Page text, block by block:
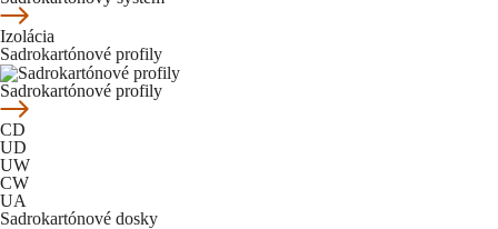
Izolácia
Sadrokartónové profily
Sadrokartónové profily
CD
UD
UW
CW
UA
Sadrokartónové dosky